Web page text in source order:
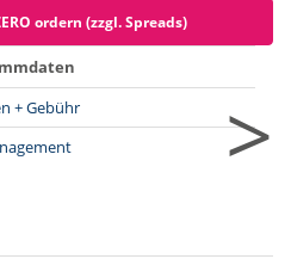
ordern (zzgl. Spreads)
+ Gebühr
>